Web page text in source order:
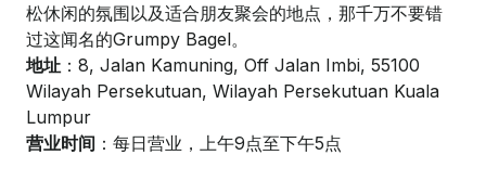
松休闲的氛围以及适合朋友聚会的地点，那千万不要错
过这闻名的Grumpy Bagel。
地址 ：8, Jalan Kamuning, Off Jalan Imbi, 55100
Wilayah Persekutuan, Wilayah Persekutuan Kuala
Lumpur
营业时间 ：每日营业，上午9点至下午5点